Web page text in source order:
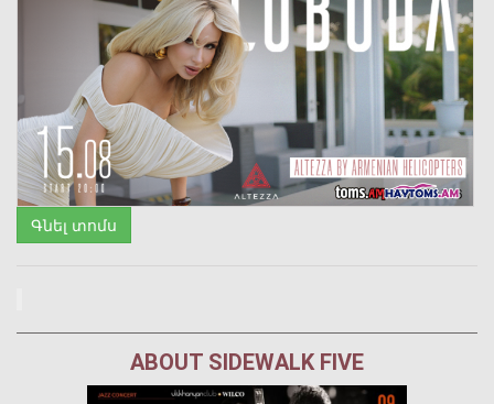
Գնել տոմս
ABOUT SIDEWALK FIVE